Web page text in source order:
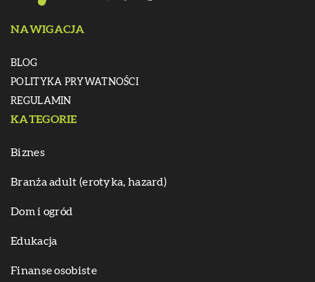
NAWIGACJA
BLOG
POLITYKA PRYWATNOŚCI
REGULAMIN
KATEGORIE
Biznes
Branża adult (erotyka, hazard)
Dom i ogród
Edukacja
Finanse osobiste